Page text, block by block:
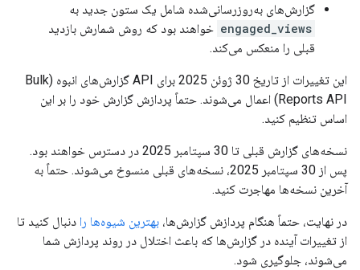
گزارش‌های به‌روزرسانی‌شده شامل یک ستون جدید به
engaged_views خواهند بود که روش شمارش بازدید
قبلی را منعکس می‌کند.
این تغییرات از تاریخ 30 ژوئن 2025 برای API گزارش‌های انبوه (Bulk
Reports API) اعمال می‌شوند. حتماً پردازش گزارش خود را بر این
اساس تنظیم کنید.
نسخه‌های گزارش قبلی تا 30 سپتامبر 2025 در دسترس خواهند بود.
پس از 30 سپتامبر 2025، نسخه‌های قبلی منسوخ می‌شوند. حتماً به
آخرین نسخه‌ها مهاجرت کنید.
در نهایت، حتماً هنگام پردازش گزارش‌ها، بهترین شیوه‌ها را دنبال کنید تا
از تغییرات آینده در گزارش‌ها که باعث اختلال در روند پردازش شما
می‌شوند، جلوگیری شود.